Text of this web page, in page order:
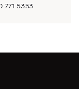
771 5353